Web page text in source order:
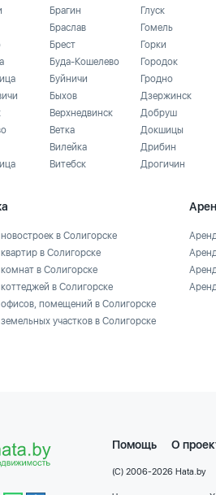
Брагин
Браслав
Брест
Буда-Кошелево
Буйничи
Быхов
Верхнедвинск
Ветка
Вилейка
Витебск
Глуск
Гомель
Горки
Городок
Гродно
Дзержинск
Добруш
Докшицы
Дрибин
Дрогичин
в Солигорске
в Солигорске
в Солигорске
в Солигорске
помещений в Солигорске
участков в Солигорске
Помощь О
(C) 2006-2026 Hata.by